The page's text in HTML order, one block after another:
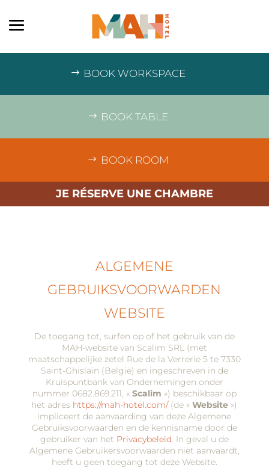
BOOK WORKSPACE
BOOK TABLE
BOOK ROOM
JE RÉSERVE UNE CHAMBRE
ALGEMENE
GEBRUIKSVOORWARDEN
WEBSITE
De toegang tot, surfen op of het gebruik van de
MAH-website van Scalim SRL (met
maatschappelijke zetel Rue de la Verrerie 5 te 7330
Saint-Ghislain (België) en ingeschreven in de
Kruispuntbank van Ondernemingen onder
nummer 0682.869.211, « Scalim ») beschikbaar op
het adres https://mah-hotel.com/(de «Website »)
impliceert de aanvaarding van deze Algemene
Gebruiksvoorwaarden en de kennisname door de
gebruiker van het Privacybeleid. In geval u de
Algemene Gebruikersvoorwaarden niet aanvaardt,
heeft u geen toegang tot deze Website.